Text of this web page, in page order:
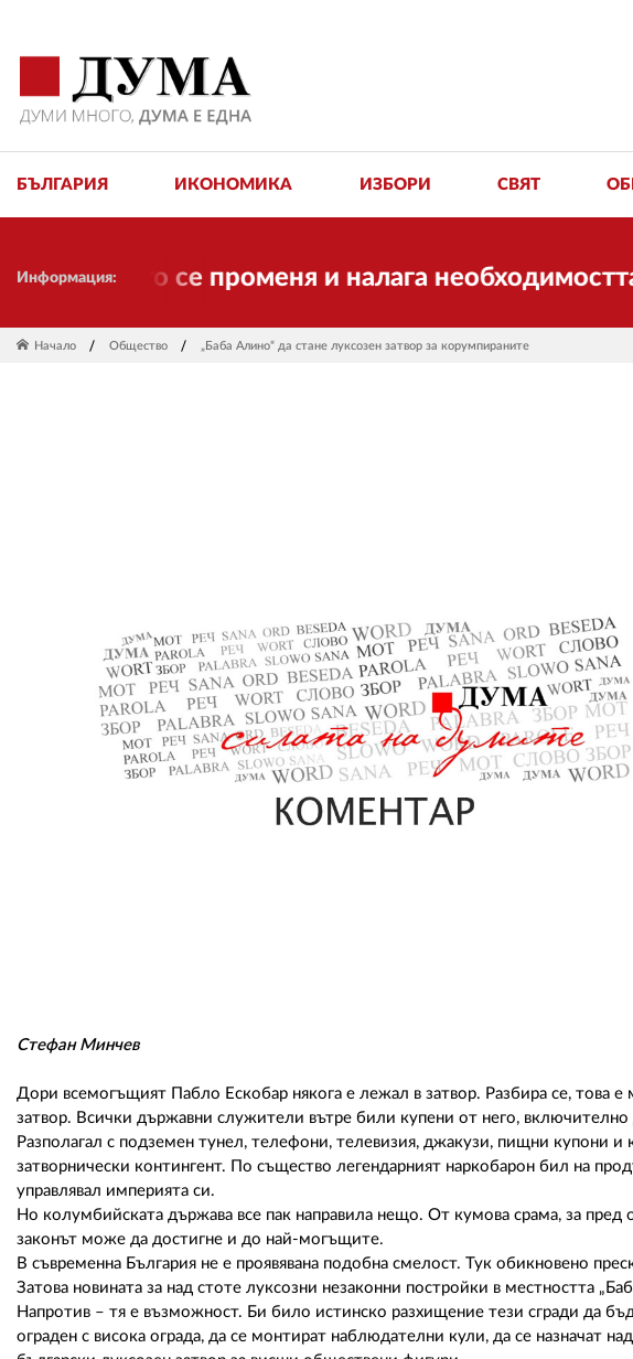
БЪЛГАРИЯ ИКОНОМИКА ИЗБОРИ СВЯТ
Информация:се променя и налага необходимостта от
Начало Общество „Баба Алино“ да стане луксозен затвор за корумпираните
Стефан Минчев
Дори всемогъщият Пабло Ескобар някога е лежал в затвор. Разбира се, това
затвор. Всички държавни служители вътре били купени от него,
Разполагал с подземен тунел, телефони, телевизия, джакузи, пищни купони и
затворнически контингент. По същество легендарният наркобарон бил на
управлявал империята си.
Но колумбийската държава все пак направила нещо. От кумова срама, за
законът може да достигне и до най-могъщите.
В съвременна България не е проявявана подобна смелост. Тук обикновено
Затова новината за над стоте луксозни незаконни постройки в местността
Напротив – тя е възможност. Би било истинско разхищение тези сгради да
ограден с висока ограда, да се монтират наблюдателни кули, да се назначат